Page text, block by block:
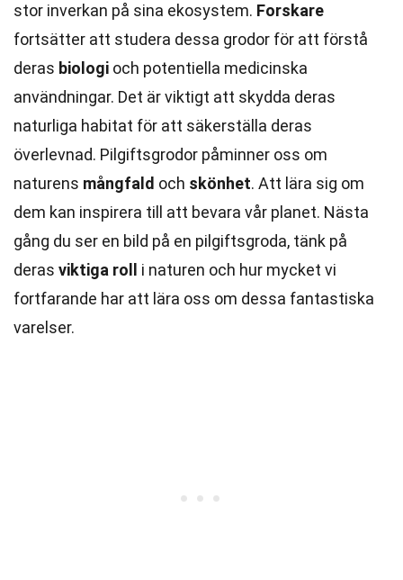
stor inverkan på sina ekosystem. Forskare
fortsätter att studera dessa grodor för att förstå
deras biologi och potentiella medicinska
användningar. Det är viktigt att skydda deras
naturliga habitat för att säkerställa deras
överlevnad. Pilgiftsgrodor påminner oss om
naturens mångfald och skönhet. Att lära sig om
dem kan inspirera till att bevara vår planet. Nästa
gång du ser en bild på en pilgiftsgroda, tänk på
deras viktiga roll
i naturen och hur mycket vi
fortfarande har att lära oss om dessa fantastiska
varelser.